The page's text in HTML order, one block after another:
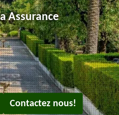
Assurance
Contactez nous!